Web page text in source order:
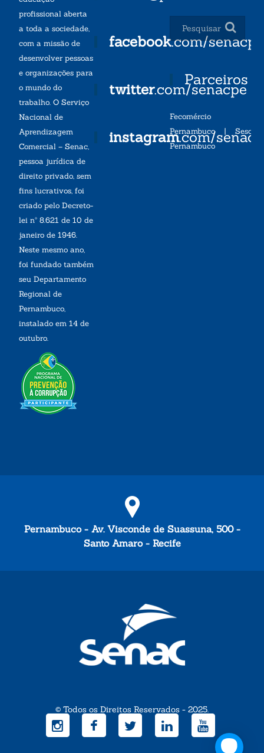
profissional aberta
a toda a sociedade,
com a missão de
desenvolver pessoas
e organizações para
o mundo do
trabalho. O Serviço
Nacional de
Aprendizagem
Comercial – Senac,
pessoa jurídica de
direito privado, sem
fins lucrativos, foi
criado pelo Decreto-
lei nº 8.621 de 10 de
janeiro de 1946.
Neste mesmo ano,
foi fundado também
seu Departamento
Regional de
Pernambuco,
instalado em 14 de
outubro.
facebook.com/senacpe
twitter.com/senacpe
instagram.com/
Parceiros
Fecomércio
Pernambuco| Sesc
Pernambuco
Pernambuco - Av. Visconde de Suassuna, 500 -
Santo Amaro - Recife
© Todos os Direitos Reservados - 2025.